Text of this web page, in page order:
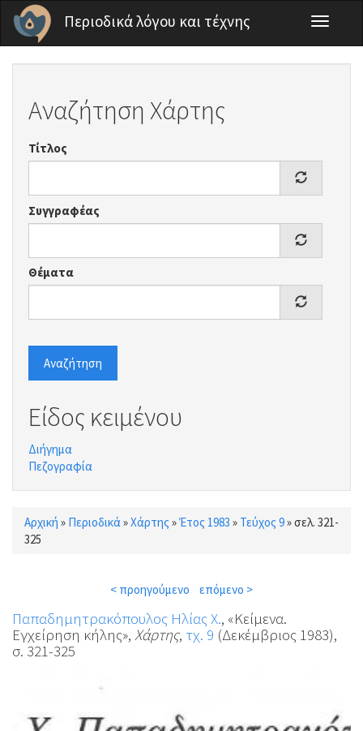
Παράκαμψη προς το κυρίως περιεχόμενο
Περιοδικά λόγου και τέχνης
Toggle
Αναζήτηση Χάρτης
Τίτλος
Συγγραφέας
Θέματα
Αναζήτηση
Είδος κειμένου
Διήγημα
Πεζογραφία
Είστε εδώ
Αρχική » Περιοδικά »Χάρτης »Έτος 1983 » Τεύχος 9»σελ. 321-
325
< προηγούμενο επόμενο >
Παπαδημητρακόπουλος Ηλίας Χ., «Κείμενα.
Εγχείρηση κήλης», Χάρτης, τχ. 9 (Δεκέμβριος 1983),
σ. 321-325